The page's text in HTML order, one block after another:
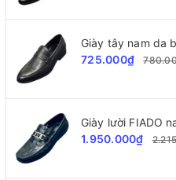
Giày tây nam da
725.000₫
Giày lười FIADO
1.950.000₫